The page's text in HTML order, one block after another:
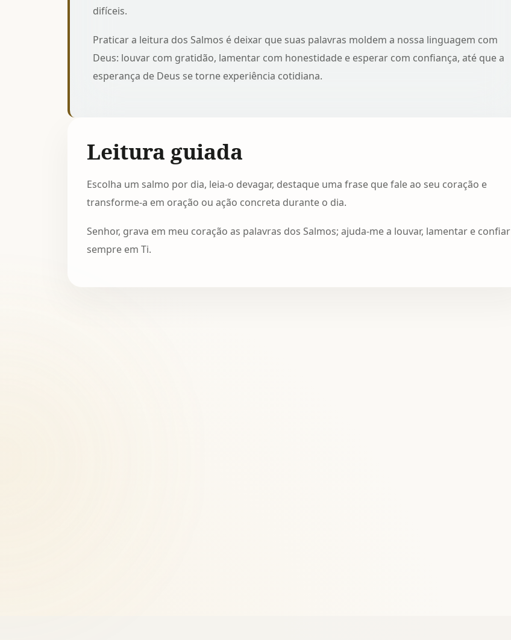
difíceis.
Praticar a leitura dos Salmos é deixar que suas palavras moldem a nossa linguagem com
Deus: louvar com gratidão, lamentar com honestidade e esperar com confiança, até que a
esperança de Deus se torne experiência cotidiana.
Leitura guiada
Escolha um salmo por dia, leia-o devagar, destaque uma frase que fale ao seu coração e
transforme-a em oração ou ação concreta durante o dia.
Senhor, grava em meu coração as palavras dos Salmos; ajuda-me a louvar, lamentar e confiar
sempre em Ti.